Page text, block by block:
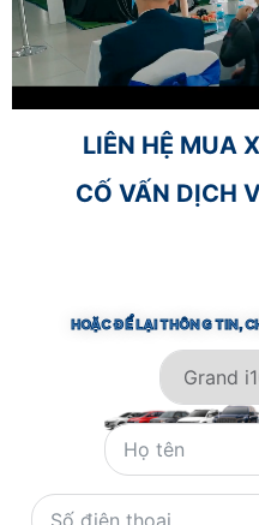
LIÊN HỆ MUA
CỐ VẤN DỊCH
HOẶC ĐỂ LẠI THÔNG TIN,